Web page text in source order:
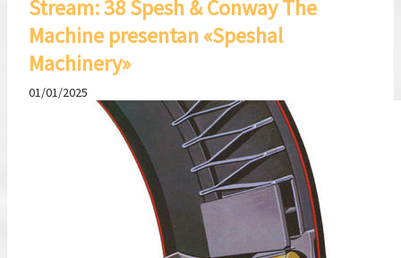
Stream: 38 Spesh & Conway The
Machine presentan «Speshal
Machinery»
01/01/2025